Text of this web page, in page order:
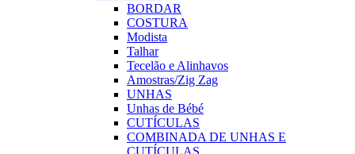
BORDAR
COSTURA
Modista
Talhar
Tecelão e Alinhavos
Amostras/Zig Zag
UNHAS
Unhas de Bébé
CUTÍCULAS
COMBINADA DE UNHAS E
CUTÍCULAS